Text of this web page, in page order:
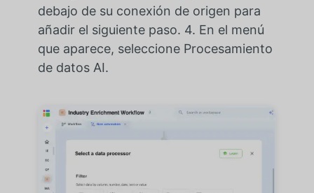
debajo de su conexión de origen para
añadir el siguiente paso. 4. En el menú
que aparece, seleccione Procesamiento
de datos AI.